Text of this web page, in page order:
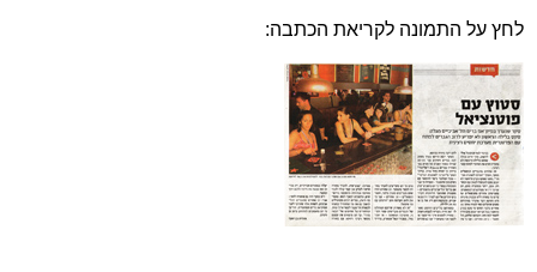
לחץ על התמונה לקריאת הכתבה: